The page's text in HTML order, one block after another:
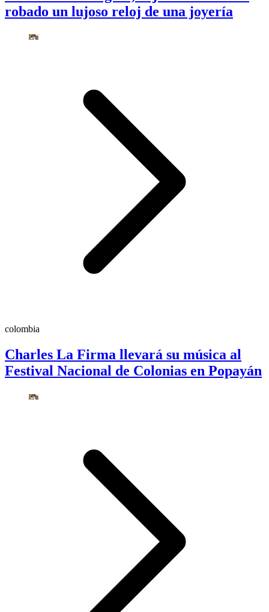
robado un lujoso reloj de una joyería
colombia
Charles La Firma llevará su música al
Festival Nacional de Colonias en Popayán